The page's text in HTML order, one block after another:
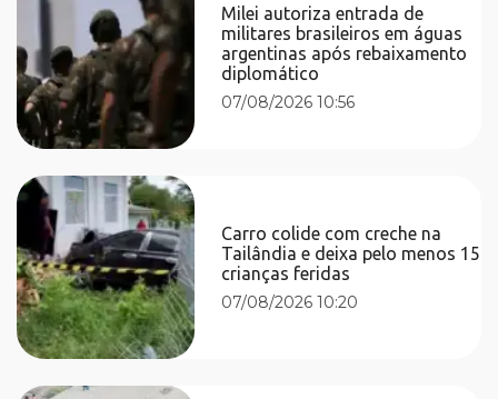
Milei autoriza entrada de
militares brasileiros em águas
argentinas após rebaixamento
diplomático
07/08/2026 10:56
Carro colide com creche na
Tailândia e deixa pelo menos 15
crianças feridas
07/08/2026 10:20